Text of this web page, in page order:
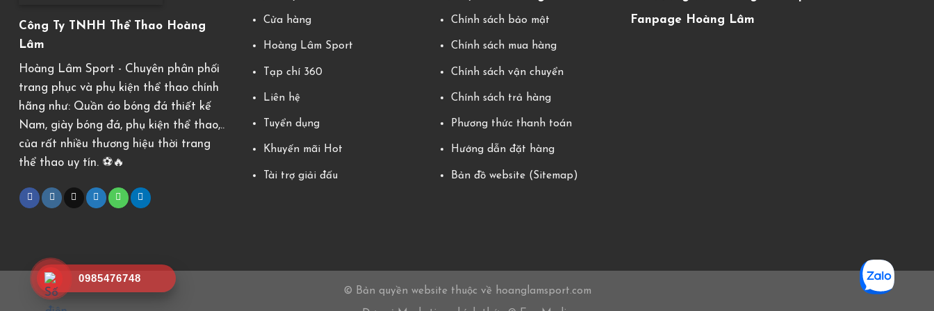
Công Ty TNHH Thể Thao Hoàng
Lâm
Hoàng Lâm Sport - Chuyên phân phối
trang phục và phụ kiện thể thao chính
hãng như: Quần áo bóng đá thiết kế
Nam, giày bóng đá, phụ kiện thể thao,..
của rất nhiều thương hiệu thời trang
thể thao uy tín. ⚽️🔥
Cửa hàng
Hoàng Lâm Sport
Tạp chí 360
Liên hệ
Tuyển dụng
Khuyến mãi Hot
Tài trợ giải đấu
Chính sách bảo mật
Chính sách mua hàng
Chính sách vận chuyển
Chính sách trả hàng
Phương thức thanh toán
Hướng dẫn đặt hàng
Bản đồ website (Sitemap)
Fanpage Hoàng Lâm
© Bản quyền website thuộc về hoanglamsport.com
0985476748